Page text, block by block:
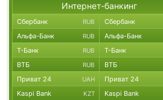
Интернет-банкинг
Сбербанк RUB Сбербанк
Альфа-Банк RUB Альфа-Банк
Т-Банк RUB Т-Банк
ВТБ RUB ВТБ
Приват 24 UAH Приват 24
Kaspi Bank KZT Kaspi Bank